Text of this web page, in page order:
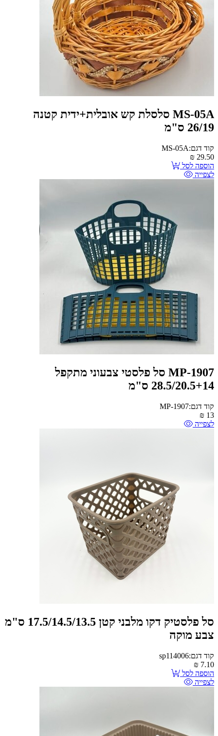
MS-05A סלסלת קש אובלית+ידית קטנה
26/19 ס"מ
קוד דגם:MS-05A
29.50
₪
הוספה לסל
לצפייה
MP-1907 סל פלסטי צבעוני מתקפל
28.5/20.5+14 ס"מ
קוד דגם:MP-1907
13
₪
לצפייה
סל פלסטיק דקו מלבני קטן 17.5/14.5/13.5 ס"מ
צבע מוקה
קוד דגם:sp114006
7.10
₪
הוספה לסל
לצפייה